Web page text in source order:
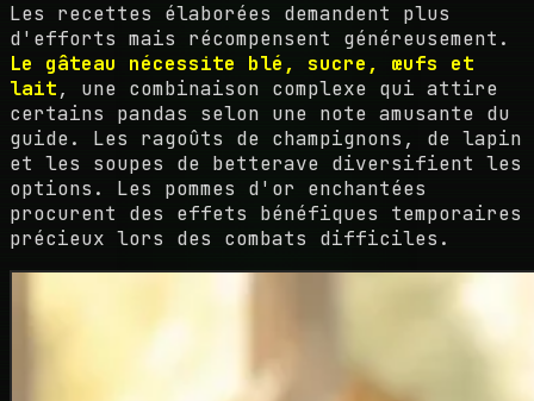
Les recettes élaborées demandent plus
d'efforts mais récompensent généreusement.
Le gâteau nécessite blé, sucre, œufs et
lait, une combinaison complexe qui attire
certains pandas selon une note amusante du
guide. Les ragoûts de champignons, de lapin
et les soupes de betterave diversifient les
options. Les pommes d'or enchantées
procurent des effets bénéfiques temporaires
précieux lors des combats difficiles.